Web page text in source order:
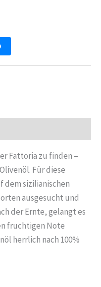
Fattoria zu finden –
Für diese
dem sizilianischen
ausgesucht und
der Ernte, gelangt es
fruchtigen Note
herrlich nach 100%